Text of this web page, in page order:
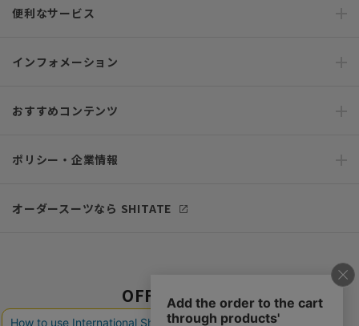
便利なサービス
インフォメーション
おすすめコンテンツ
ポリシー・企業情報
オーダースーツなら SHITATE
OFFICIAL SNS